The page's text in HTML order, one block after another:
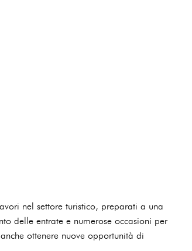
nel settore turistico, preparati a una
delle entrate e numerose occasioni per
ottenere nuove opportunità di